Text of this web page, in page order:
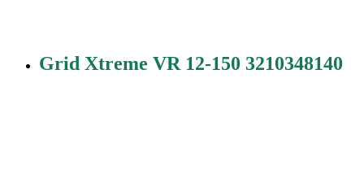
Grid Xtreme VR 12-150 3210348140